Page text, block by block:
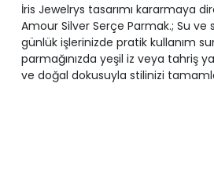
İris Jewelrys tasarımı kararmaya
Amour Silver Serçe Parmak.; Su ve
günlük işlerinizde pratik kullanım
parmağınızda yeşil iz veya tahriş
ve doğal dokusuyla stilinizi